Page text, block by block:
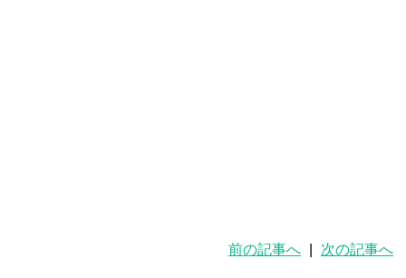
前の記事へ 次の記事へ